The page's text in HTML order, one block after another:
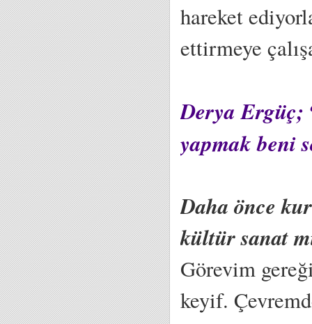
hareket
ettirmeye
Derya Ergüç;
yapmak beni
Daha önce
kültür sanat
Görevim
keyif.